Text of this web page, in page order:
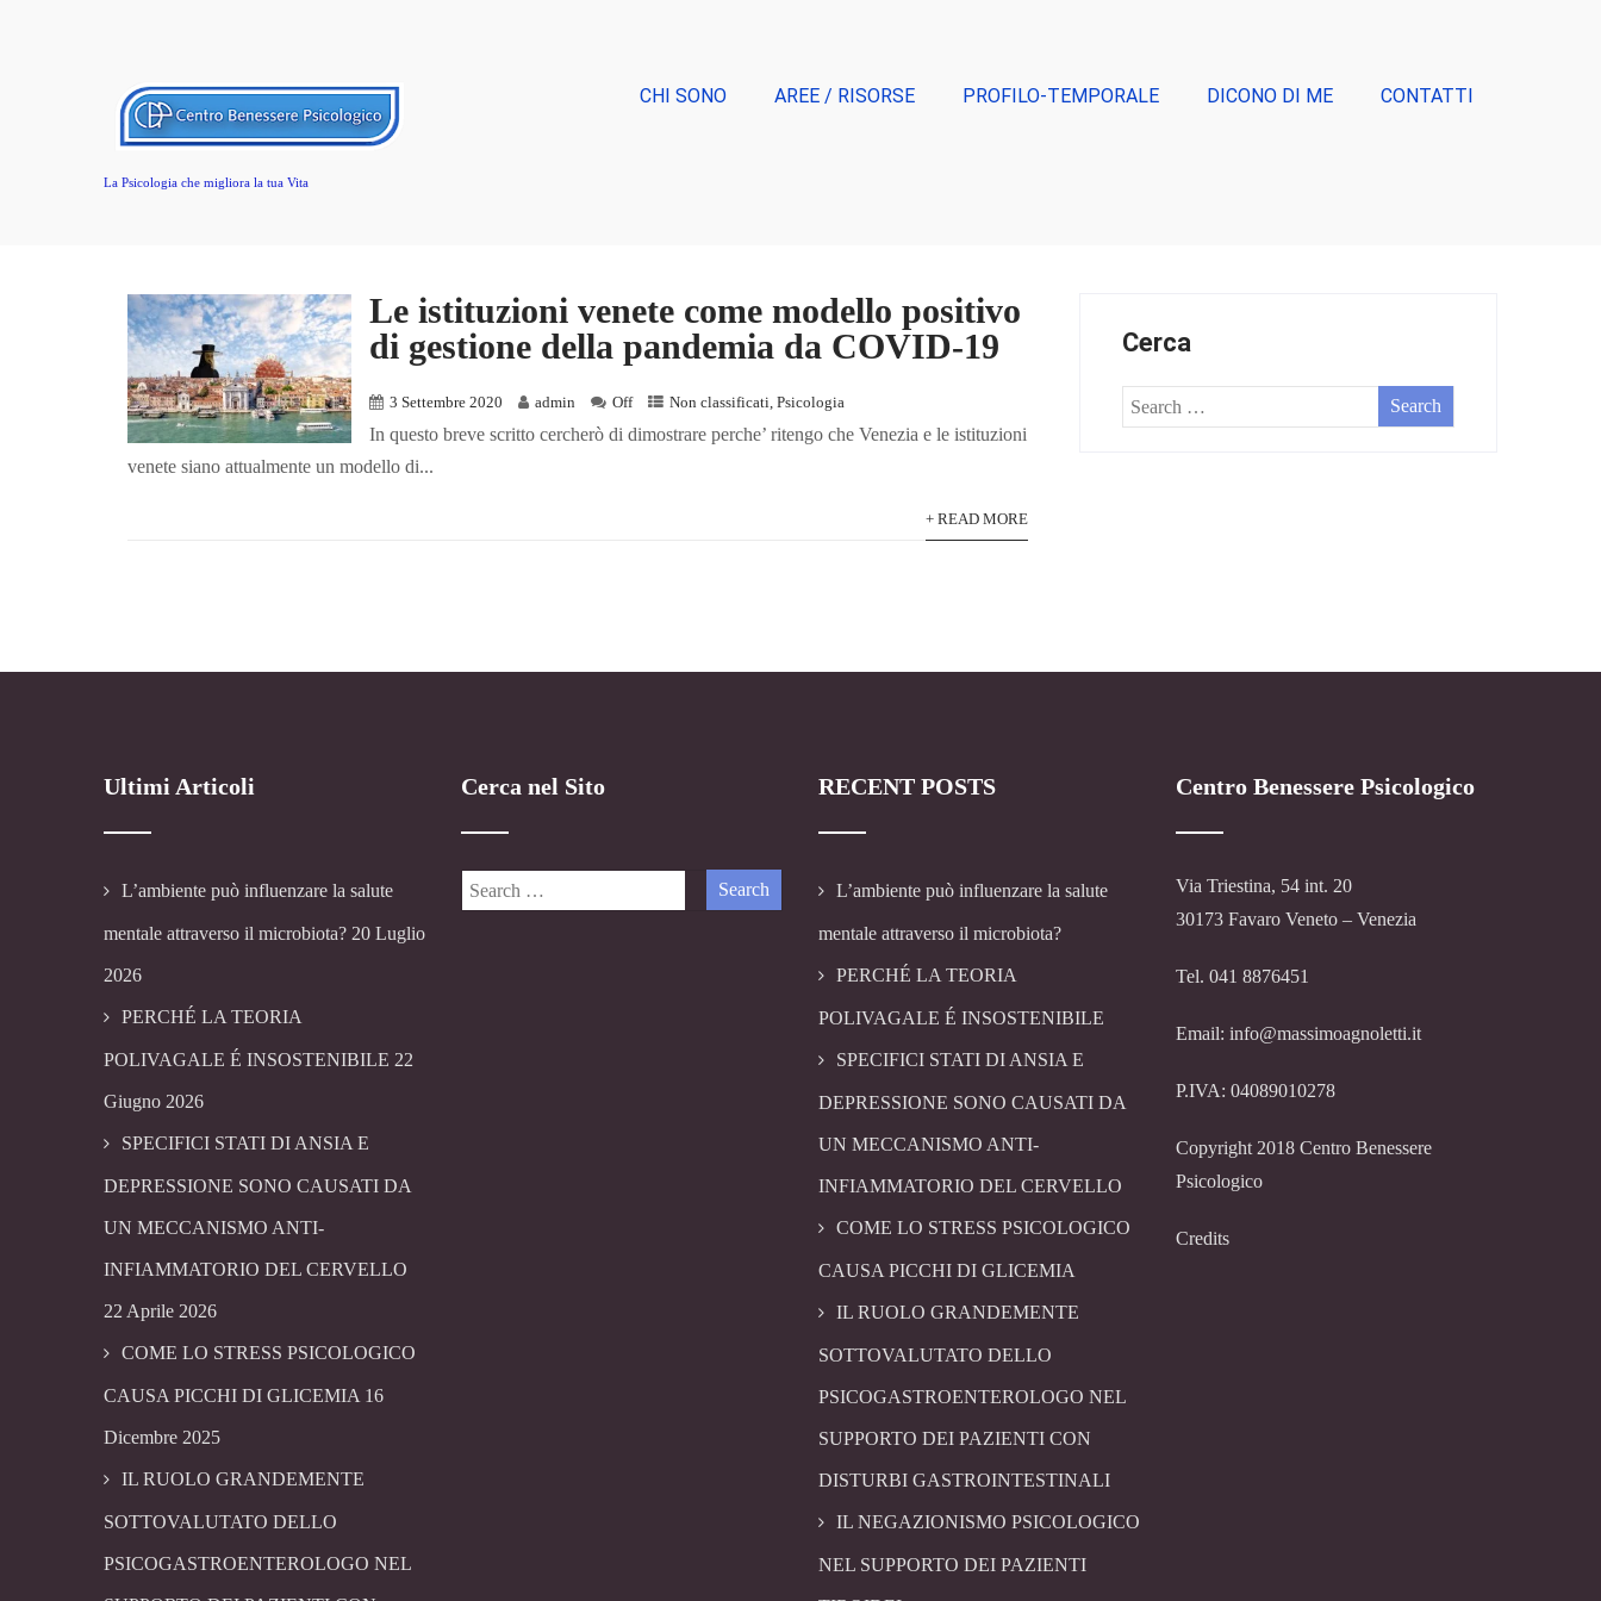
La Psicologia che migliora la tua Vita
CHI SONO AREE / RISORSE PROFILO-TEMPORALE DICONO DI ME CONTATTI
Le istituzioni venete come modello positivo
di gestione della pandemia da COVID-19
3 Settembre 2020 admin Off Non classificati ,Psicologia
In questo breve scritto cercherò di dimostrare perche’ ritengo che Venezia e le istituzioni
venete siano attualmente un modello di...
+ READ MORE
Cerca
Ultimi Articoli
L’ambiente può influenzare la salute
mentale attraverso il microbiota? 20 Luglio
2026
PERCHÉ LA TEORIA
POLIVAGALE É INSOSTENIBILE 22
Giugno 2026
SPECIFICI STATI DI ANSIA E
DEPRESSIONE SONO CAUSATI DA
UN MECCANISMO ANTI-
INFIAMMATORIO DEL CERVELLO
22 Aprile 2026
COME LO STRESS PSICOLOGICO
CAUSA PICCHI DI GLICEMIA 16
Dicembre 2025
IL RUOLO GRANDEMENTE
SOTTOVALUTATO DELLO
PSICOGASTROENTEROLOGO NEL
Cerca nel Sito RECENT POSTS
L’ambiente può influenzare la salute
mentale attraverso il microbiota?
PERCHÉ LA TEORIA
POLIVAGALE É INSOSTENIBILE
SPECIFICI STATI DI ANSIA E
DEPRESSIONE SONO CAUSATI DA
UN MECCANISMO ANTI-
INFIAMMATORIO DEL CERVELLO
COME LO STRESS PSICOLOGICO
CAUSA PICCHI DI GLICEMIA
IL RUOLO GRANDEMENTE
SOTTOVALUTATO DELLO
PSICOGASTROENTEROLOGO NEL
SUPPORTO DEI PAZIENTI CON
DISTURBI GASTROINTESTINALI
IL NEGAZIONISMO PSICOLOGICO
NEL SUPPORTO DEI PAZIENTI
Centro Benessere Psicologico
Via Triestina, 54 int. 20
30173 Favaro Veneto – Venezia
Tel. 041 8876451
Email: info@massimoagnoletti.it
P.IVA: 04089010278
Copyright 2018 Centro Benessere
Psicologico
Credits